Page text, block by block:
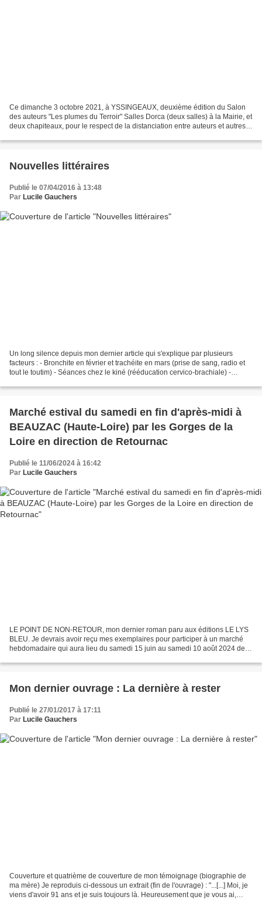
Ce dimanche 3 octobre 2021, à YSSINGEAUX, deuxième édition du Salon
des auteurs "Les plumes du Terroir" Salles Dorca (deux salles) à la Mairie, et
deux chapiteaux, pour le respect de la distanciation entre auteurs et autres
Nouvelles littéraires
Publié le 07/04/2016 à 13:48
Par Lucile Gauchers
Un long silence depuis mon dernier article qui s'explique par plusieurs
facteurs : - Bronchite en février et trachéite en mars (prise de sang, radio et
tout le toutim) - Séances chez le kiné (rééducation cervico-brachiale) -
Marché estival du samedi en fin d'après-midi à
BEAUZAC (Haute-Loire) par les Gorges de la
Loire en direction de Retournac
Publié le 11/06/2024 à 16:42
Par Lucile Gauchers
LE POINT DE NON-RETOUR, mon dernier roman paru aux éditions LE LYS
BLEU. Je devrais avoir reçu mes exemplaires pour participer à un marché
hebdomadaire qui aura lieu du samedi 15 juin au samedi 10 août 2024 de
Mon dernier ouvrage : La dernière à rester
Publié le 27/01/2017 à 17:11
Par Lucile Gauchers
Couverture et quatrième de couverture de mon témoignage (biographie de
ma mère) Je reproduis ci-dessous un extrait (fin de l'ouvrage) : "...[...] Moi, je
viens d'avoir 91 ans et je suis toujours là. Heureusement que je vous ai,